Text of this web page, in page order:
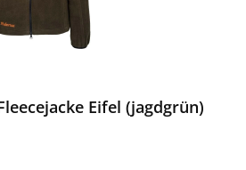
Eifel (jagdgrün)